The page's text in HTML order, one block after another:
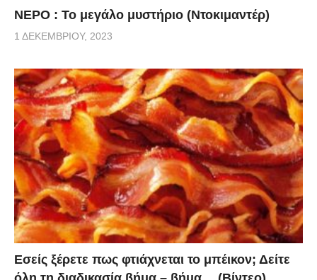
ΝΕΡΟ : Το μεγάλο μυστήριο (Ντοκιμαντέρ)
1 ΔΕΚΕΜΒΡΊΟΥ, 2023
Εσείς ξέρετε πως φτιάχνεται το μπέικον; Δείτε